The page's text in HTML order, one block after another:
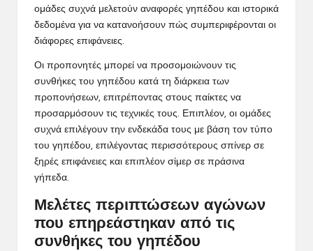
ομάδες συχνά μελετούν αναφορές γηπέδου και ιστορικά
δεδομένα για να κατανοήσουν πώς συμπεριφέρονται οι
διάφορες επιφάνειες.
Οι προπονητές μπορεί να προσομοιώνουν τις
συνθήκες του γηπέδου κατά τη διάρκεια των
προπονήσεων, επιτρέποντας στους παίκτες να
προσαρμόσουν τις τεχνικές τους. Επιπλέον, οι ομάδες
συχνά επιλέγουν την ενδεκάδα τους με βάση τον τύπο
του γηπέδου, επιλέγοντας περισσότερους σπίνερ σε
ξηρές επιφάνειες και επιπλέον σίμερ σε πράσινα
γήπεδα.
Μελέτες περιπτώσεων αγώνων
που επηρεάστηκαν από τις
συνθήκες του γηπέδου